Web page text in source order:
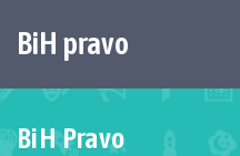
BiH pravo
BiH Pravo